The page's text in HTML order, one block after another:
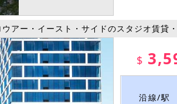
アー・イースト・サイドのスタジオ賃貸
$
沿線/駅